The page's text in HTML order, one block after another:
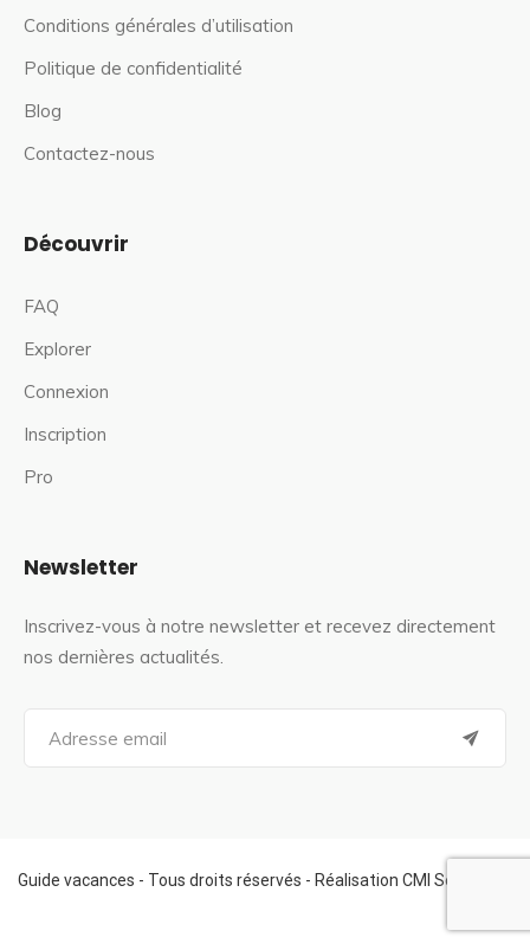
Conditions générales d’utilisation
Politique de confidentialité
Blog
Contactez-nous
Découvrir
FAQ
Explorer
Connexion
Inscription
Pro
Newsletter
Inscrivez-vous à notre newsletter et recevez directement
nos dernières actualités.
a
f
o
Guide vacances - Tous droits réservés - Réalisation CMI Services